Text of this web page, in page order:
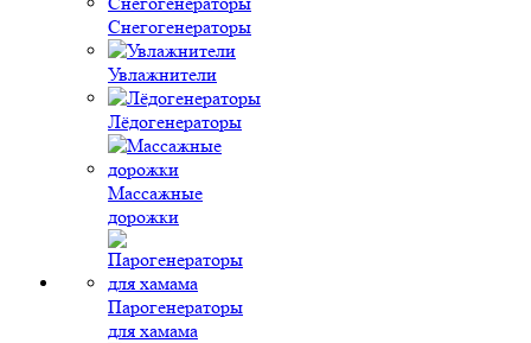
Снегогенераторы
Увлажнители
Лёдогенераторы
Массажные
дорожки
Парогенераторы
для хамама